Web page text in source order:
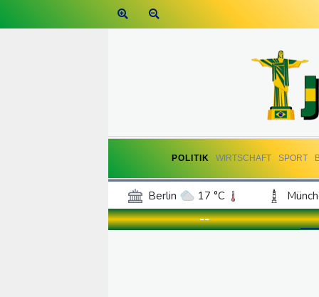
POLITIK WIRTSCHAFT SPORT
Berlin 17 °C
Frankfurt am Main
19 °C
--